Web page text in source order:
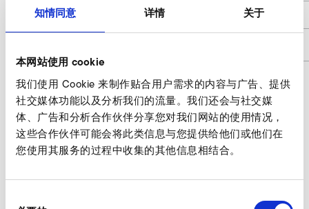
知情同意 详情 关于
本网站使用 cookie
我们使用 Cookie 来制作贴合用户需求的内容与广告、提供
社交媒体功能以及分析我们的流量。我们还会与社交媒
体、广告和分析合作伙伴分享您对我们网站的使用情况，
这些合作伙伴可能会将此类信息与您提供给他们或他们在
您使用其服务的过程中收集的其他信息相结合。
螺纹法兰 询价
我们的专家乐于为您服务。
此时询价